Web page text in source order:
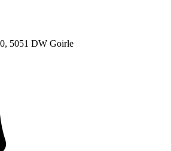
5051 DW Goirle